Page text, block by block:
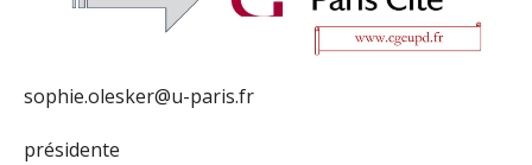
sophie.olesker@u-paris.fr
présidente